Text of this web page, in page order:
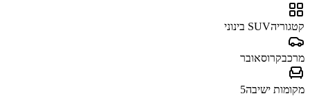
קטגוריהSUV בינוני
מרכבקרוסאובר
מקומות ישיבה5